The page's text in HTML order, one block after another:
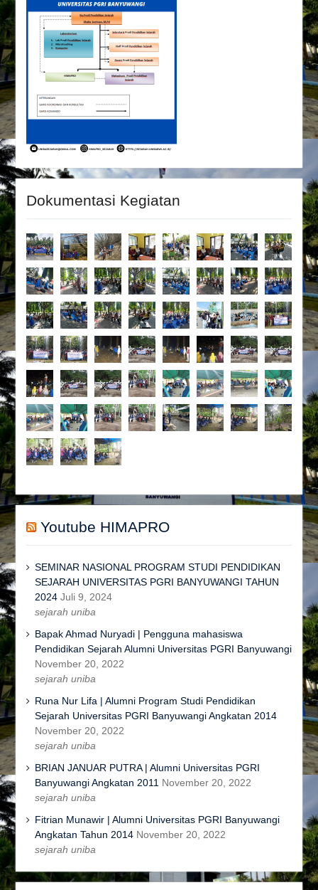
Dokumentasi Kegiatan
Youtube HIMAPRO
SEMINAR NASIONAL PROGRAM STUDI PENDIDIKAN
SEJARAH UNIVERSITAS PGRI BANYUWANGI TAHUN
2024 Juli 9, 2024
sejarah uniba
Bapak Ahmad Nuryadi | Pengguna mahasiswa
Pendidikan Sejarah Alumni Universitas PGRI Banyuwangi
November 20, 2022
sejarah uniba
Runa Nur Lifa | Alumni Program Studi Pendidikan
Sejarah Universitas PGRI Banyuwangi Angkatan 2014
November 20, 2022
sejarah uniba
BRIAN JANUAR PUTRA | Alumni Universitas PGRI
Banyuwangi Angkatan 2011 November 20, 2022
sejarah uniba
Fitrian Munawir | Alumni Universitas PGRI Banyuwangi
Angkatan Tahun 2014 November 20, 2022
sejarah uniba